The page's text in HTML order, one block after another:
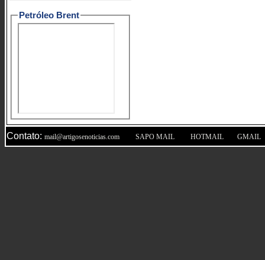
Petróleo Brent
Contato: mail@artigosenoticias.com SAPO MAIL HOTMAIL GMAIL